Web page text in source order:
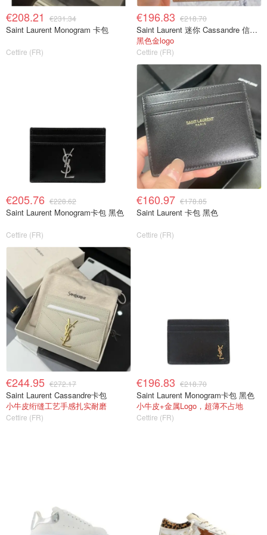
€208.21 €231.34
Saint Laurent Monogram 卡包
Cettire (FR)
€196.83 €218.70
Saint Laurent 迷你 Cassandre 信用卡包
黑色金logo
Cettire (FR)
€205.76 €228.62
Saint Laurent Monogram卡包 黑色
Cettire (FR)
€160.97 €178.85
Saint Laurent 卡包 黑色
Cettire (FR)
€244.95 €272.17
Saint Laurent Cassandre卡包
小牛皮绗缝工艺手感扎实耐磨
Cettire (FR)
€196.83 €218.70
Saint Laurent Monogram卡包 黑色
小牛皮+金属Logo，超薄不占地
Cettire (FR)